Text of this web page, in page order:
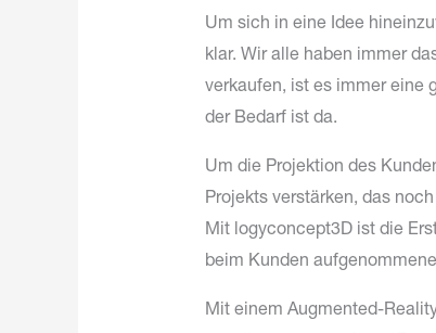
Um sich in eine Idee
klar. Wir alle haben immer
verkaufen, ist es immer eine
der Bedarf ist da.
Um die Projektion des
Projekts verstärken, das
Mit logyconcept3D ist die
beim Kunden
Mit einem Augmented-